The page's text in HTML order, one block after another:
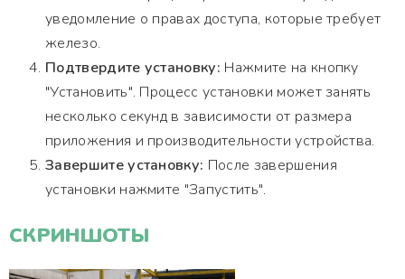
уведомление о правах доступа, которые требует
железо.
Подтвердите установку: Нажмите на кнопку
"Установить". Процесс установки может занять
несколько секунд в зависимости от размера
приложения и производительности устройства.
Завершите установку: После завершения
установки нажмите "Запустить".
СКРИНШОТЫ